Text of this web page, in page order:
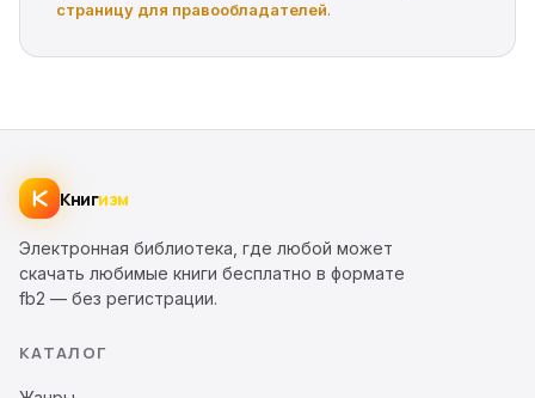
страницу для правообладателей.
Книгизм
Электронная библиотека, где любой может
скачать любимые книги бесплатно в формате
fb2 — без регистрации.
КАТАЛОГ